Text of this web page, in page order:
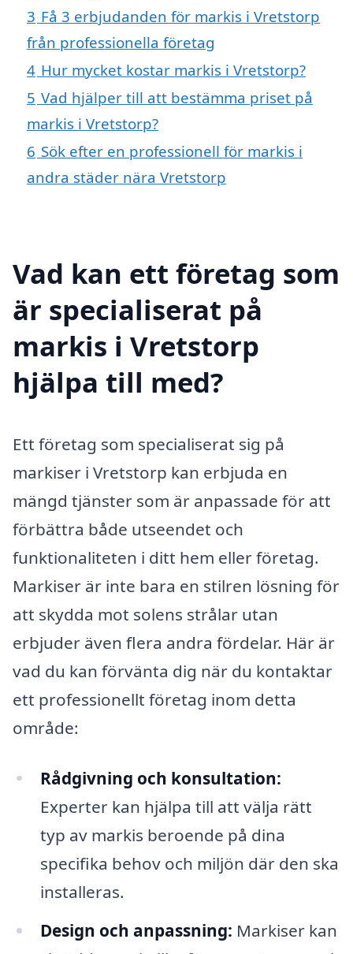
3 Få 3 erbjudanden för markis i Vretstorp
från professionella företag
4 Hur mycket kostar markis i Vretstorp?
5 Vad hjälper till att bestämma priset på
markis i Vretstorp?
6 Sök efter en professionell för markis i
andra städer nära Vretstorp
Vad kan ett företag som
är specialiserat på
markis i Vretstorp
hjälpa till med?
Ett företag som specialiserat sig på
markiser i Vretstorp kan erbjuda en
mängd tjänster som är anpassade för att
förbättra både utseendet och
funktionaliteten i ditt hem eller företag.
Markiser är inte bara en stilren lösning för
att skydda mot solens strålar utan
erbjuder även flera andra fördelar. Här är
vad du kan förvänta dig när du kontaktar
ett professionellt företag inom detta
område:
Rådgivning och konsultation:
Experter kan hjälpa till att välja rätt
typ av markis beroende på dina
specifika behov och miljön där den ska
installeras.
Design och anpassning: Markiser kan